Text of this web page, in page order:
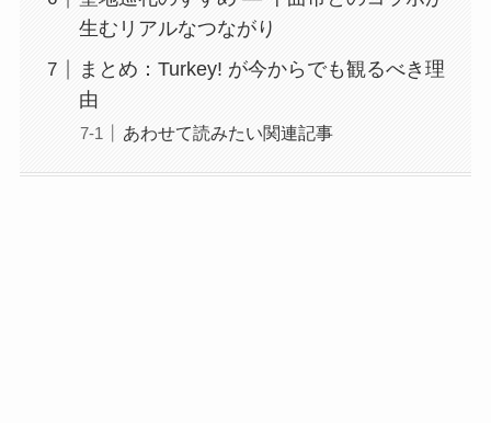
生むリアルなつながり
まとめ：Turkey! が今からでも観るべき理
由
あわせて読みたい関連記事